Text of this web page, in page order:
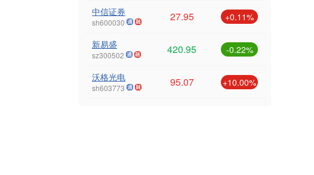
中信证券
sh600030 27.95 +0.11%
新易盛
sz300502 420.95 -0.22%
沃格光电
sh603773 95.07 +10.00%